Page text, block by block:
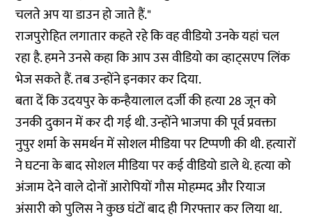
चलते अप या डाउन हो जाते हैं."
राजपुरोहित लगातार कहते रहे कि वह वीडियो उनके यहां चल
रहा है. हमने उनसे कहा कि आप उस वीडियो का व्हाट्सएप लिंक
भेज सकते हैं. तब उन्होंने इनकार कर दिया.
बता दें कि उदयपुर के कन्हैयालाल दर्जी की हत्या 28 जून को
उनकी दुकान में कर दी गई थी. उन्होंने भाजपा की पूर्व प्रवक्ता
नुपुर शर्मा के समर्थन में सोशल मीडिया पर टिप्पणी की थी. हत्यारों
ने घटना के बाद सोशल मीडिया पर कई वीडियो डाले थे. हत्या को
अंजाम देने वाले दोनों आरोपियों गौस मोहम्मद और रियाज
अंसारी को पुलिस ने कुछ घंटों बाद ही गिरफ्तार कर लिया था.